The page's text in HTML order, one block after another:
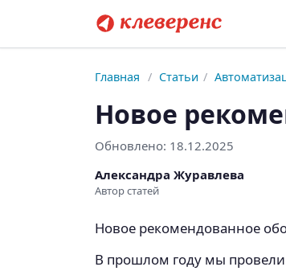
Главная / Статьи /
Новое
Обновлено: 18.12.2025
Александра Журавлева
Автор статей
Новое рекомендованное
В прошлом году мы